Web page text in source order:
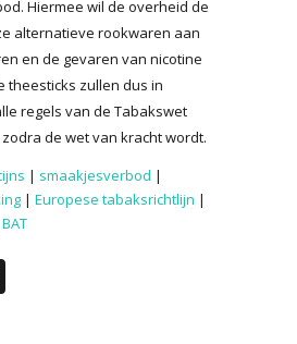
Hiermee wil de overheid de
alternatieve rookwaren aan
en de gevaren van nicotine
theesticks zullen dus in
regels van de Tabakswet
de wet van kracht wordt.
| smaakjesverbod |
| Europese tabaksrichtlijn |
BAT